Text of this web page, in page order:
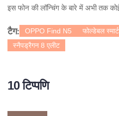
इस फोन की लॉन्चिंग के बारे में अभी तक
टैग: OPPO Find N5 फोल्डेबल
स्नैपड्रैगन 8 एलीट
10 टिप्पणि